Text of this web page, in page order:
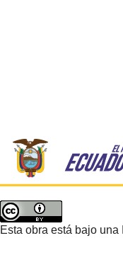
Esta obra está bajo una